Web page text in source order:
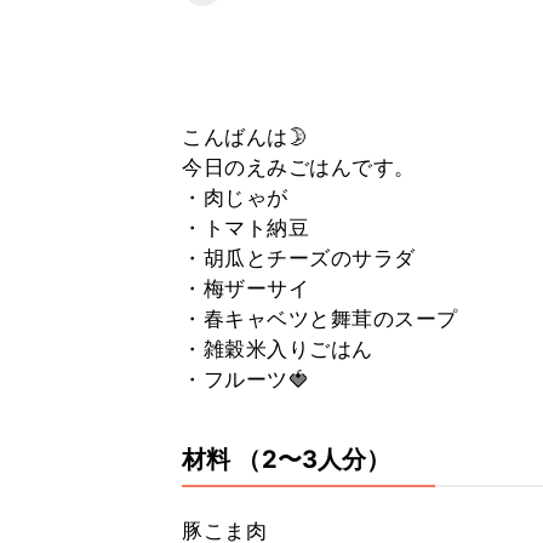
こんばんは🌛
今日のえみごはんです。
・肉じゃが
・トマト納豆
・胡瓜とチーズのサラダ
・梅ザーサイ
・春キャベツと舞茸のスープ
・雑穀米入りごはん
・フルーツ🍓
材料 （2〜3人分）
豚こま肉